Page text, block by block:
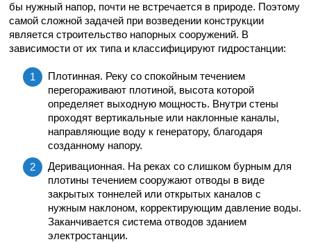
бы нужный напор, почти не встречается в природе. Поэтому
самой сложной задачей при возведении конструкции
является строительство напорных сооружений. В
зависимости от их типа и классифицируют гидростанции:
Плотинная. Реку со спокойным течением
перегораживают плотиной, высота которой
определяет выходную мощность. Внутри стены
проходят вертикальные или наклонные каналы,
направляющие воду к генератору, благодаря
созданному напору.
Деривационная. На реках со слишком бурным для
плотины течением сооружают отводы в виде
закрытых тоннелей или открытых каналов с
нужным наклоном, корректирующим давление воды.
Заканчивается система отводов зданием
электростанции.